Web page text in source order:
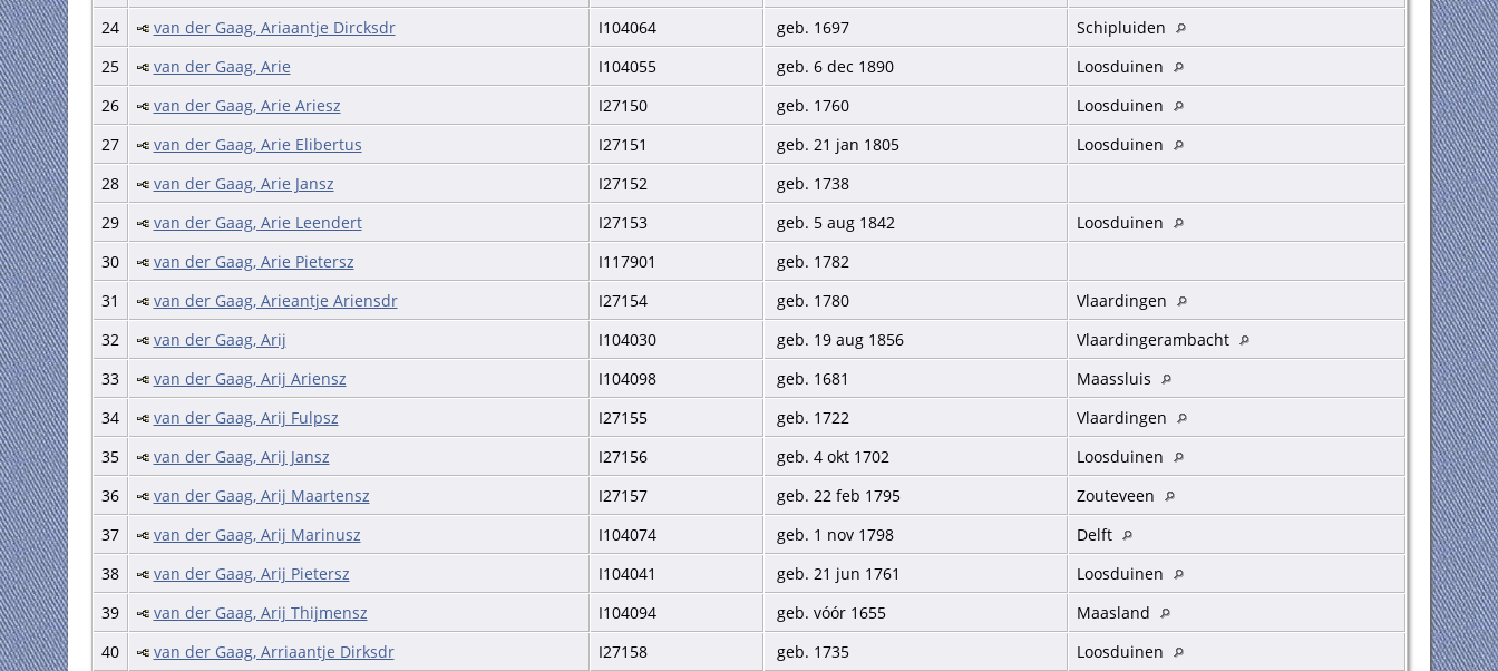
24
van der Gaag, Ariaantje Dircksdr I104064 geb. 1697
Schipluiden
25
van der Gaag, Arie I104055 geb. 6 dec 1890
Loosduinen
26
van der Gaag, Arie Ariesz I27150 geb. 1760
Loosduinen
27
van der Gaag, Arie Elibertus I27151 geb. 21 jan 1805
Loosduinen
28
van der Gaag, Arie Jansz I27152
geb. 1738
29
van der Gaag, Arie Leendert I27153 geb. 5 aug 1842
Loosduinen
30
van der Gaag, Arie Pietersz I117901
geb. 1782
31
van der Gaag, Arieantje Ariensdr I27154 geb. 1780
Vlaardingen
32
van der Gaag, Arij I104030 geb. 19 aug 1856
Vlaardingerambacht
33
van der Gaag, Arij Ariensz I104098 geb. 1681
Maassluis
34
van der Gaag, Arij Fulpsz I27155 geb. 1722
Vlaardingen
35
van der Gaag, Arij Jansz I27156 geb. 4 okt 1702
Loosduinen
36
van der Gaag, Arij Maartensz I27157 geb. 22 feb 1795
Zouteveen
37
van der Gaag, Arij Marinusz I104074 geb. 1 nov 1798
Delft
38
van der Gaag, Arij Pietersz I104041 geb. 21 jun 1761
Loosduinen
39
van der Gaag, Arij Thijmensz I104094 geb. vóór 1655
Maasland
40
van der Gaag, Arriaantje Dirksdr I27158 geb. 1735
Loosduinen